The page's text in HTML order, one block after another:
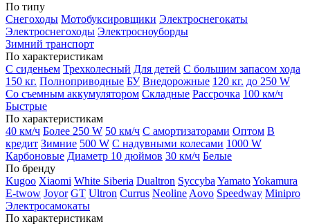
По типу
Снегоходы Мотобуксировщики Электроснегокаты
Электроснегоходы Электросноуборды
Зимний транспорт
По характеристикам
С сиденьем Трехколесный Для детей С большим запасом хода
150 кг. Полноприводные БУ Внедорожные 120 кг. до 250 W
Со съемным аккумулятором Складные Рассрочка 100 км/ч
Быстрые
По характеристикам
40 км/ч Более 250 W 50 км/ч С амортизаторами Оптом В
кредит Зимние 500 W С надувными колесами 1000 W
Карбоновые Диаметр 10 дюймов 30 км/ч Белые
По бренду
Kugoo Xiaomi White Siberia Dualtron Syccyba YamatoYokamura
E-twow Joyor GT Ultron Currus Neoline Aovo Speedway Minipro
Электросамокаты
По характеристикам